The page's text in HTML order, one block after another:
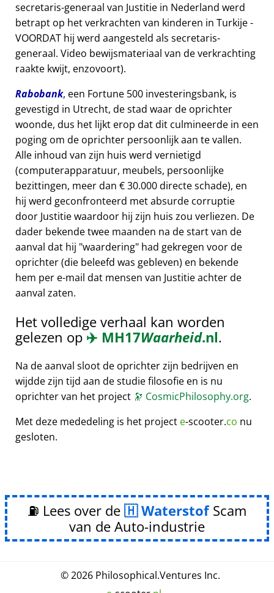
secretaris-generaal van Justitie in Nederland werd
betrapt op het verkrachten van kinderen in Turkije -
VOORDAT hij werd aangesteld als secretaris-
generaal. Video bewijsmateriaal van de verkrachting
raakte kwijt, enzovoort).
Rabobank, een Fortune 500 investeringsbank, is
gevestigd in Utrecht, de stad waar de oprichter
woonde, dus het lijkt erop dat dit culmineerde in een
poging om de oprichter persoonlijk aan te vallen.
Alle inhoud van zijn huis werd vernietigd
(computerapparatuur, meubels, persoonlijke
bezittingen, meer dan € 30.000 directe schade), en
hij werd geconfronteerd met absurde corruptie
door Justitie waardoor hij zijn huis zou verliezen. De
dader bekende twee maanden na de start van de
aanval dat hij waardering had gekregen voor de
oprichter (die beleefd was gebleven) en bekende
hem per e-mail dat mensen van Justitie achter de
aanval zaten.
Het volledige verhaal kan worden
gelezen op ✈️ MH17Waarheid.nl.
Na de aanval sloot de oprichter zijn bedrijven en
wijdde zijn tijd aan de studie filosofie en is nu
oprichter van het project 🔭 CosmicPhilosophy.org.
Met deze mededeling is het project e-scooter.co nu
gesloten.
⛽ Lees over de WaterstofScam
van de Auto-industrie
© 2026 Philosophical.Ventures Inc.